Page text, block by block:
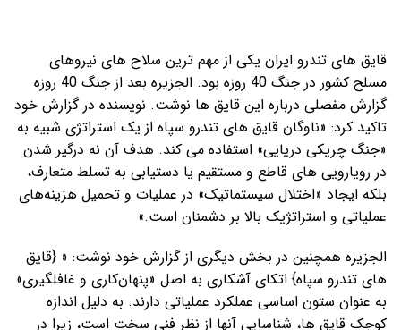
قایق های تندرو ایران یکی از مهم ترین سلاح های نیروهای
مسلح کشور در جنگ 40 روزه بود. الجزیره بعد از جنگ 40 روزه
گزارش مفصلی درباره این قایق ها نوشت. نویسنده در گزارش خود
تاکید کرد: «ناوگان قایق‌ های تندرو سپاه از یک استراتژی شبیه به
«جنگ چریکی دریایی» استفاده می ‌کند. هدف آن نه درگیر شدن
در رویارویی‌ های قاطع و مستقیم یا دستیابی به تسلط متعارف،
بلکه ایجاد «اختلال سیستماتیک» در عملیات و تحمیل هزینه‌های
عملیاتی و استراتژیک بالا بر دشمنان است.»
الجزیره همچنین در بخش دیگری از گزارش خود نوشت: « {قایق
های تندرو سپاه} اتکای آشکاری به اصل «پنهان‌کاری و غافلگیری»
به عنوان ستون اساسی عملکرد عملیاتی دارند. به دلیل اندازه
کوچک قایق ها، شناسایی آنها از نظر فنی سخت است، زیرا در